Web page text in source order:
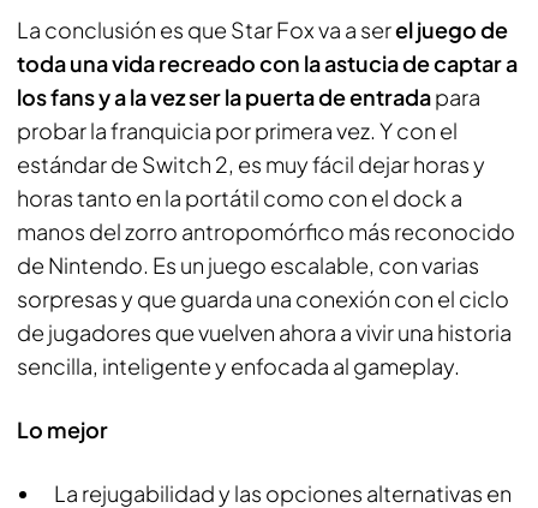
La conclusión es que Star Fox va a serel juego de
toda una vida recreado con la astucia de captar a
los fans y a la vez ser la puerta de entradapara
probar la franquicia por primera vez. Y con el
estándar de Switch 2, es muy fácil dejar horas y
horas tanto en la portátil como con el dock a
manos del zorro antropomórfico más reconocido
de Nintendo. Es un juego escalable, con varias
sorpresas y que guarda una conexión con el ciclo
de jugadores que vuelven ahora a vivir una historia
sencilla, inteligente y enfocada al gameplay.
Lo mejor
La rejugabilidad y las opciones alternativas en